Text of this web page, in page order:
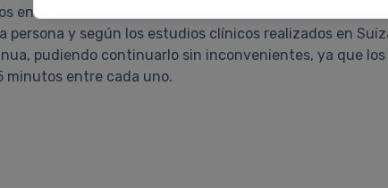
en la boca.
y según los estudios clínicos realizados en
pudiendo continuarlo sin inconvenientes, ya que
minutos entre cada uno.